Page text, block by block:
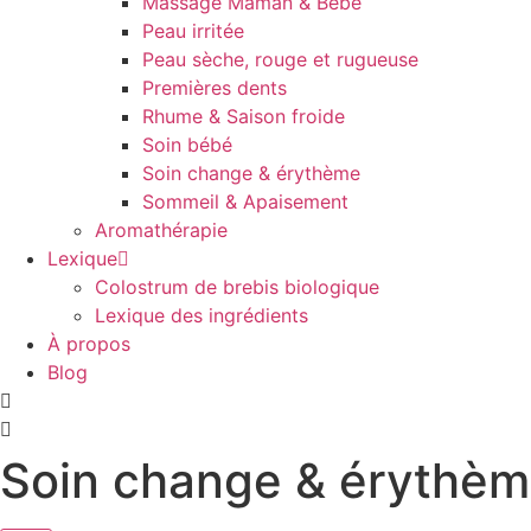
Peau irritée
Peau sèche, rouge et rugueuse
Premières dents
Rhume & Saison froide
Soin bébé
Soin change & érythème
Sommeil & Apaisement
Aromathérapie
Lexique
Colostrum de brebis biologique
Lexique des ingrédients
À propos
Blog
Soin change &